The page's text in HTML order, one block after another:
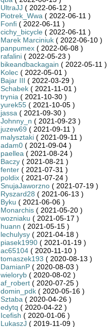
UltraJJ ( 2022-06-12 )
Piotrek_Wwa ( 2022-06-11 )
Fonfi( 2022-06-11 )
cichy_bicycle( 2022-06-11 )
Marek Marciniuk( 2022-06-10 )
panpumex( 2022-06-08 )
rafalini( 2022-05-23 )
bikeandbackagain ( 2022-05-11 )
Kolec( 2022-05-01 )
Bajar III ( 2022-03-29 )
Schabek( 2021-11-01 )
trynia ( 2021-10-30 )
yurek55( 2021-10-05 )
jassa ( 2021-09-30 )
Johnny_n ( 2021-09-23 )
juzew69 ( 2021-09-11 )
malysztaki( 2021-09-11 )
adam0( 2021-09-04 )
paellea ( 2021-08-24 )
Baczy( 2021-08-21 )
fenter( 2021-07-31 )
poldix( 2021-07-24 )
SnujaJaworzno( 2021-07-19 )
Ryszard28 ( 2021-06-13 )
Byku ( 2021-06-06 )
Monarchis( 2021-05-20 )
wozniaku ( 2021-05-17 )
huann ( 2021-05-15 )
lechulysy( 2021-04-18 )
piasek1990( 2021-01-19 )
ac65104( 2020-11-10 )
tomaszek193 ( 2020-08-13 )
DamianP( 2020-08-03 )
wieloryb( 2020-08-02 )
af_robert( 2020-07-25 )
domin_pdk( 2020-05-16 )
Sztaba ( 2020-04-26 )
edytq ( 2020-04-22 )
Icefish ( 2020-01-06 )
LukaszJ ( 2019-11-09 )